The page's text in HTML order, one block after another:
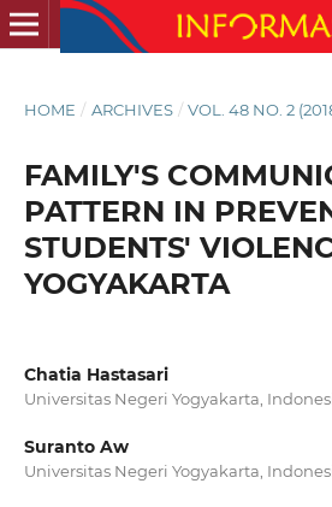
HOME / ARCHIVES / VOL. 48 NO. 2
FAMILY'S
PATTERN IN
STUDENTS'
YOGYAKARTA
Chatia Hastasari
Universitas Negeri Yogyakarta,
Suranto Aw
Universitas Negeri Yogyakarta,